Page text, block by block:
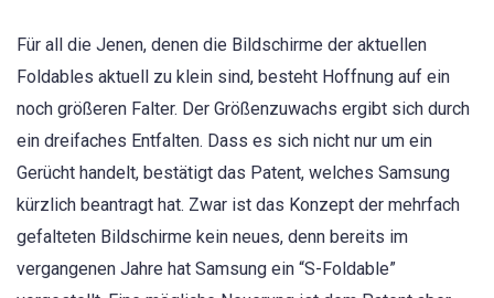
Für all die Jenen, denen die Bildschirme der aktuellen
Foldables aktuell zu klein sind, besteht Hoffnung auf ein
noch größeren Falter. Der Größenzuwachs ergibt sich durch
ein dreifaches Entfalten. Dass es sich nicht nur um ein
Gerücht handelt, bestätigt das Patent, welches Samsung
kürzlich beantragt hat. Zwar ist das Konzept der mehrfach
gefalteten Bildschirme kein neues, denn bereits im
vergangenen Jahre hat Samsung ein “S-Foldable”